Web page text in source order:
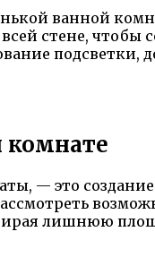
ванной
стене, чтобы
подсветки,
комнате
— это
лишнюю